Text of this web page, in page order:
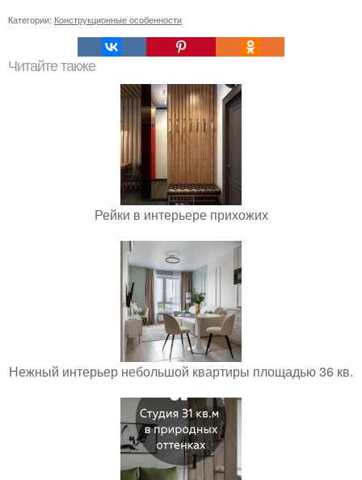
Категории: Конструкционные особенности
Читайте также
Рейки в интерьере прихожих
Нежный интерьер небольшой квартиры площадью 36 кв.